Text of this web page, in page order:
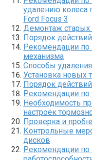
удалению колеса
Ford Focus 3
Демонтаж старых
Порядок
Рекомендации по
механизма
Способы
Установка новых
Порядок
Рекомендации по
Необходимость
настроек
Проверка и
Контрольные
дисков
Рекомендации по